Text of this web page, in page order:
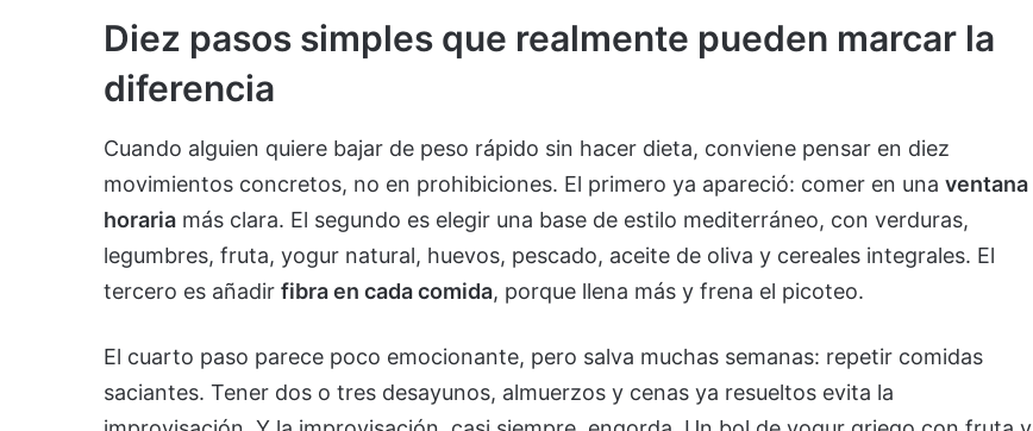
Diez pasos simples que realmente pueden marcar la
diferencia
Cuando alguien quiere bajar de peso rápido sin hacer dieta, conviene pensar en diez
movimientos concretos, no en prohibiciones. El primero ya apareció: comer en una ventana
horaria más clara. El segundo es elegir una base de estilo mediterráneo, con verduras,
legumbres, fruta, yogur natural, huevos, pescado, aceite de oliva y cereales integrales. El
tercero es añadir fibra en cada comida, porque llena más y frena el picoteo.
El cuarto paso parece poco emocionante, pero salva muchas semanas: repetir comidas
saciantes. Tener dos o tres desayunos, almuerzos y cenas ya resueltos evita la